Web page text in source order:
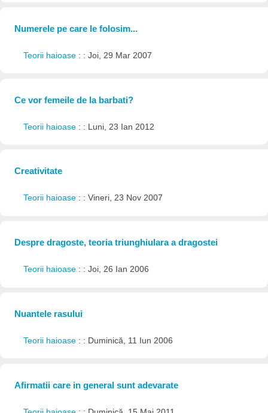
Numerele pe care le folosim...
Teorii haioase : : Joi, 29 Mar 2007
Ce vor femeile de la barbati?
Teorii haioase : : Luni, 23 Ian 2012
Creativitate
Teorii haioase : : Vineri, 23 Nov 2007
Despre dragoste, teoria triunghiulara a dragostei
Teorii haioase : : Joi, 26 Ian 2006
Nuantele rasului
Teorii haioase : : Duminică, 11 Iun 2006
Afirmatii care in general sunt adevarate